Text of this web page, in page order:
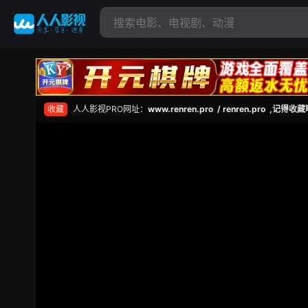
收藏 人人影视PRO网址： www.renren.pro / renren.pro ,记得收藏